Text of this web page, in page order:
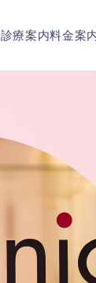
診療案内料金案